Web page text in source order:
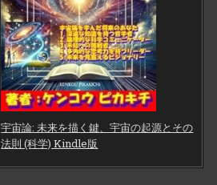
宇宙論: 未来を描く鍵、宇宙の起源とその
法則 (科学) Kindle版